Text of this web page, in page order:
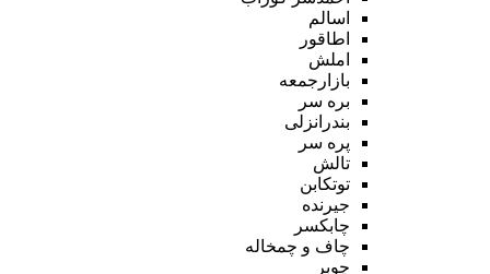
اسالم
اطاقور
املش
بازارجمعه
بره سر
بندرانزلی
پره سر
تالش
توتکابن
جیرنده
چابکسر
چاف و چمخاله
چوبر